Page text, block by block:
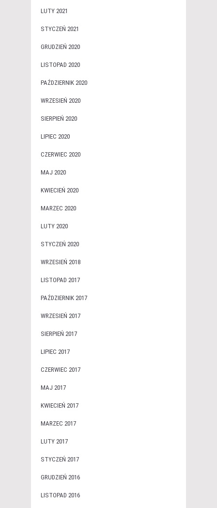
LUTY 2021
STYCZEŃ 2021
GRUDZIEŃ 2020
LISTOPAD 2020
PAŹDZIERNIK 2020
WRZESIEŃ 2020
SIERPIEŃ 2020
LIPIEC 2020
CZERWIEC 2020
MAJ 2020
KWIECIEŃ 2020
MARZEC 2020
LUTY 2020
STYCZEŃ 2020
WRZESIEŃ 2018
LISTOPAD 2017
PAŹDZIERNIK 2017
WRZESIEŃ 2017
SIERPIEŃ 2017
LIPIEC 2017
CZERWIEC 2017
MAJ 2017
KWIECIEŃ 2017
MARZEC 2017
LUTY 2017
STYCZEŃ 2017
GRUDZIEŃ 2016
LISTOPAD 2016